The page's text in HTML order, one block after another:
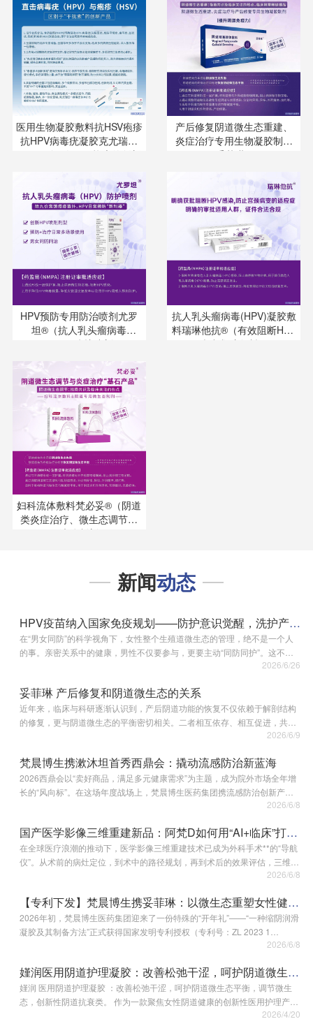
医用生物凝胶敷料抗HSV疱疹
抗HPV病毒疣凝胶克尤瑞坦
®（区别于人工干扰素的创新
产后修复阴道微生态重建、
炎症治疗专用生物凝胶制剂
妥菲琳®
HPV预防专用防治喷剂尤罗
坦®（抗人乳头瘤病毒
（HPV）防护喷剂）
抗人乳头瘤病毒(HPV)凝胶敷
料瑞琳他抗®（有效阻断HPV
病毒凝胶敷料）
妇科流体敷料梵必妥®（阴道
类炎症治疗、微生态调节专
用液体制剂）
新闻动态
HPV疫苗纳入国家免疫规划——防护意识觉醒，洗护产品场景防护！
在“男女同防”的科学视角下，女性整个生殖道微生态的管理，绝不是一个人
的事。亲密关系中的健康，男性不仅要参与，更要主动“同防同护”。这不仅
2026/6/26
妥菲琳 产后修复和阴道微生态的关系
近年来，临床与科研逐渐认识到，产后阴道功能的恢复不仅依赖于解剖结构
的修复，更与阴道微生态的平衡密切相关。二者相互依存、相互促进，共同
2026/6/9
梵晨博生携漱沐坦首秀西鼎会：撬动流感防治新蓝海
2026西鼎会以“卖好商品，满足多元健康需求”为主题，成为院外市场全年增
长的“风向标”。在这场年度战场上，梵晨博生医药集团携流感防治创新产
品“漱沐坦”**亮相，以“药械共治”的定位，在银发经济与呼吸健康交叠的赛道
2026/6/8
国产医学影像三维重建新品：阿梵D如何用“AI+临床”打破进口垄断
在全球医疗浪潮的推动下，医学影像三维重建技术已成为外科手术**的“导航
仪”。从术前的病灶定位，到术中的路径规划，再到术后的效果评估，三维重
建正在重塑现代外科的诊疗流程。然而，长期以来，国内医疗机构对三维重
2026/6/8
【专利下发】梵晨博生携妥菲琳：以微生态重塑女性健康未来
2026年初，梵晨博生医药集团迎来了一份特殊的“开年礼”——“一种缩阴润滑
凝胶及其制备方法”正式获得国家发明专利授权（专利号：ZL 2023 1
1623430.4）。这不仅是技术突破的标志，更是一份关于女性健康未来的承
2026/6/8
嫤润医用阴道护理凝胶：改善松弛干涩，呵护阴道微生态平衡
嫤润 医用阴道护理凝胶 ：改善松弛干涩，呵护阴道微生态平衡，调节微生
态，创新性阴道抗衰类。 作为一款聚焦女性阴道健康的创新性医用护理产
品，嫤润医用阴道护理凝胶以合规为基石、以功效为核心，覆盖阴道护理需
2026/4/20